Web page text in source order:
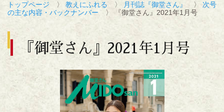
トップページ 〉 教えにふれる 〉 月刊誌『御堂さん』 〉 次号
の主な内容・バックナンバー 〉 『御堂さん』2021年1月号
『御堂さん』2021年1月号